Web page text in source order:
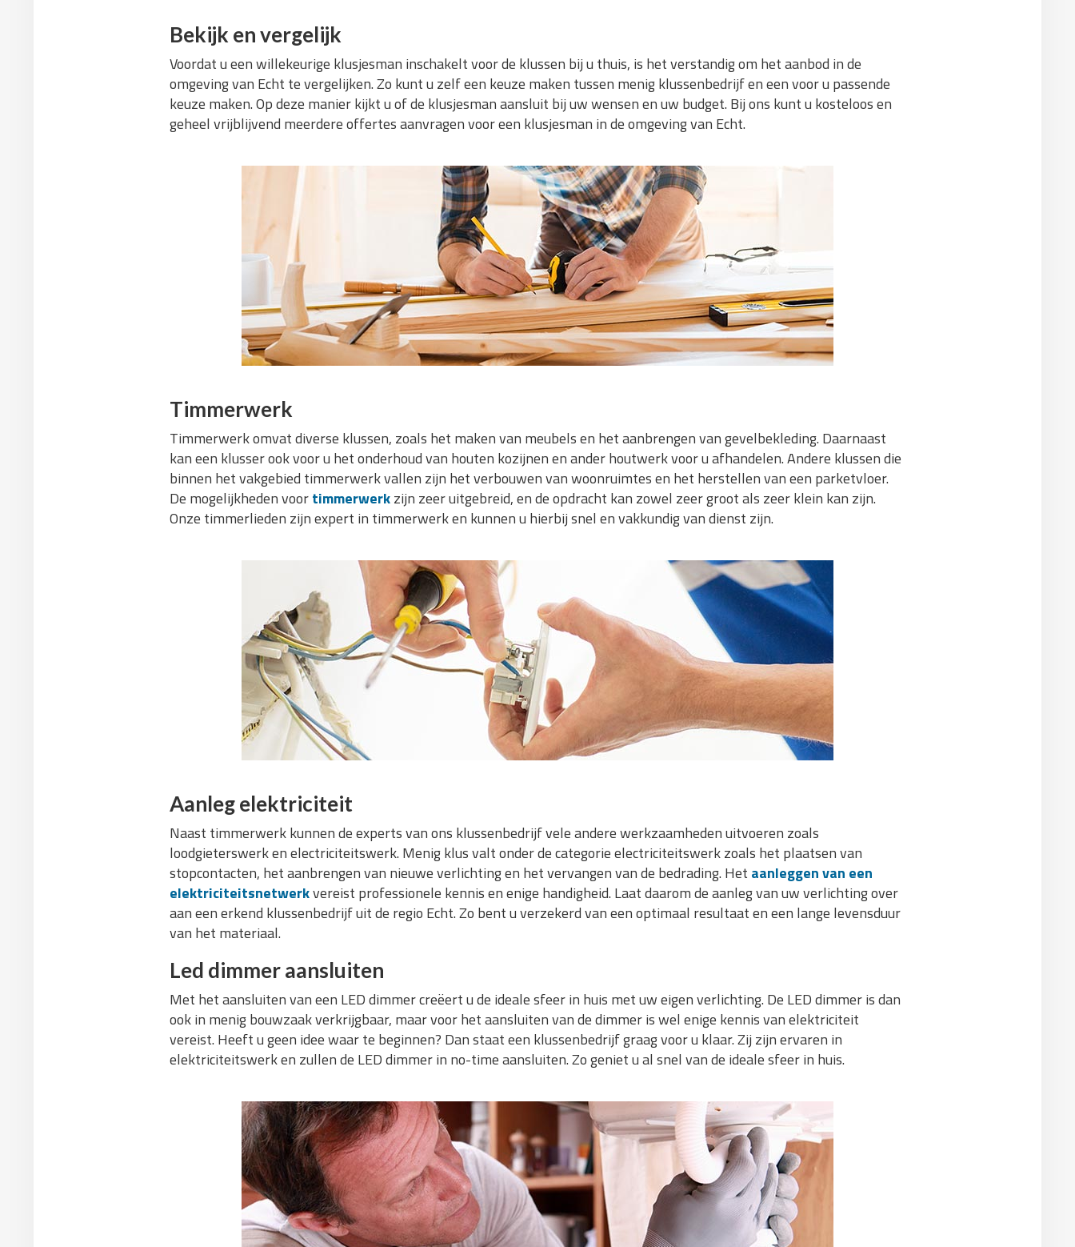
Bekijk en vergelijk
Voordat u een willekeurige klusjesman inschakelt voor de klussen bij u thuis, is het verstandig om het aanbod in de
omgeving van Echt te vergelijken. Zo kunt u zelf een keuze maken tussen menig klussenbedrijf en een voor u passende
keuze maken. Op deze manier kijkt u of de klusjesman aansluit bij uw wensen en uw budget. Bij ons kunt u kosteloos en
geheel vrijblijvend meerdere offertes aanvragen voor een klusjesman in de omgeving van Echt.
Timmerwerk
Timmerwerk omvat diverse klussen, zoals het maken van meubels en het aanbrengen van gevelbekleding. Daarnaast
kan een klusser ook voor u het onderhoud van houten kozijnen en ander houtwerk voor u afhandelen. Andere klussen die
binnen het vakgebied timmerwerk vallen zijn het verbouwen van woonruimtes en het herstellen van een parketvloer.
De mogelijkheden voortimmerwerkzijn zeer uitgebreid, en de opdracht kan zowel zeer groot als zeer klein kan zijn.
Onze timmerlieden zijn expert in timmerwerk en kunnen u hierbij snel en vakkundig van dienst zijn.
Aanleg elektriciteit
Naast timmerwerk kunnen de experts van ons klussenbedrijf vele andere werkzaamheden uitvoeren zoals
loodgieterswerk en electriciteitswerk. Menig klus valt onder de categorie electriciteitswerk zoals het plaatsen van
stopcontacten, het aanbrengen van nieuwe verlichting en het vervangen van de bedrading. Het aanleggen van een
elektriciteitsnetwerkvereist professionele kennis en enige handigheid. Laat daarom de aanleg van uw verlichting over
aan een erkend klussenbedrijf uit de regio Echt. Zo bent u verzekerd van een optimaal resultaat en een lange levensduur
van het materiaal.
Led dimmer aansluiten
Met het aansluiten van een LED dimmer creëert u de ideale sfeer in huis met uw eigen verlichting. De LED dimmer is dan
ook in menig bouwzaak verkrijgbaar, maar voor het aansluiten van de dimmer is wel enige kennis van elektriciteit
vereist. Heeft u geen idee waar te beginnen? Dan staat een klussenbedrijf graag voor u klaar. Zij zijn ervaren in
elektriciteitswerk en zullen de LED dimmer in no-time aansluiten. Zo geniet u al snel van de ideale sfeer in huis.